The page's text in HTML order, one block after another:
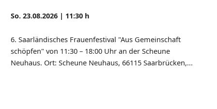
So. 23.08.2026 | 11:30 h
6. Saarländisches Frauenfestival "Aus Gemeinschaft
schöpfen" von 11:30 – 18:00 Uhr an der Scheune
Neuhaus. Ort: Scheune Neuhaus, 66115 Saarbrücken,...